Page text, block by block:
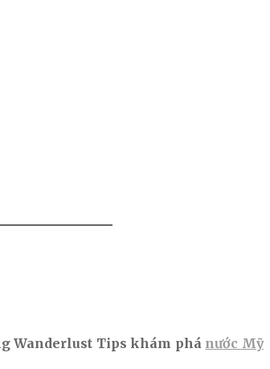
Wanderlust Tips khám phá nước Mỹ